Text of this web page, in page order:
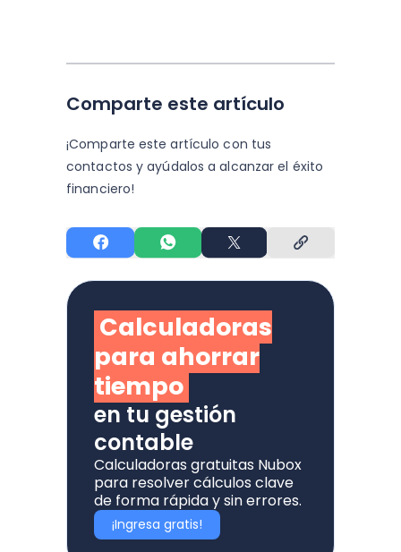
Comparte este artículo
¡Comparte este artículo con tus
contactos y ayúdalos a alcanzar el éxito
financiero!
Calculadoras
para ahorrar
tiempo
en tu gestión
contable
Calculadoras gratuitas Nubox
para resolver cálculos clave
de forma rápida y sin errores.
¡Ingresa gratis!